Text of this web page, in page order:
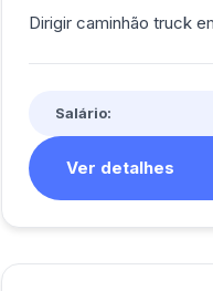
Dirigir caminhão truck
Salário:
Ver detalhes